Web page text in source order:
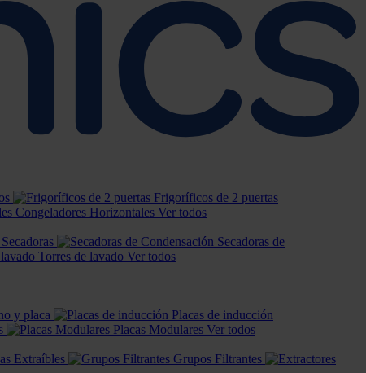
Frigoríficos de 2 puertas
Congeladores Horizontales Ver todos
Secadoras de
Torres de lavado Ver todos
y placa
Placas de inducción
Placas Modulares Ver todos
Extraíbles
Grupos Filtrantes